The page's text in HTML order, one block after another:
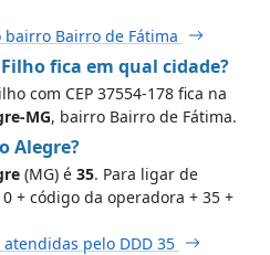
bairro Bairro de Fátima
fica em qual cidade?
com CEP 37554-178 fica na
MG, bairro Bairro de Fátima.
Alegre?
(MG) é 35. Para ligar de
+ código da operadora + 35 +
pelo DDD 35